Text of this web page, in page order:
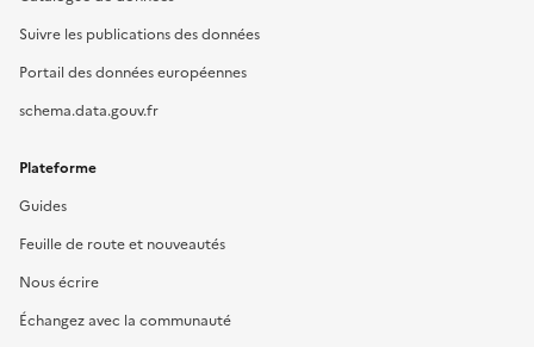
Suivre les publications des données
Portail des données européennes
schema.data.gouv.fr
Plateforme
Guides
Feuille de route et nouveautés
Nous écrire
Échangez avec la communauté